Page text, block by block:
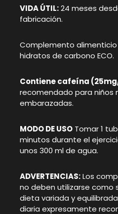
VIDA ÚTIL:24 meses
fabricación.
Complemento
hidratos de carbono ECO.
Contiene cafeína
recomendado para niños
embarazadas.
MODO DE USO Tomar 1
minutos durante el
unos 300 ml de agua.
ADVERTENCIAS:Los
no deben utilizarse como
dieta variada y
diaria expresamente